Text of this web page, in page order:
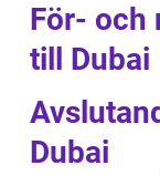
För- och
till Dubai
Dubai